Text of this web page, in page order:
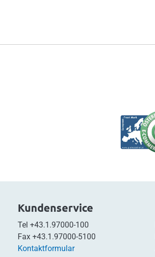
Kundenservice
Tel +43.1.97000-100
Fax +43.1.97000-5100
Kontaktformular